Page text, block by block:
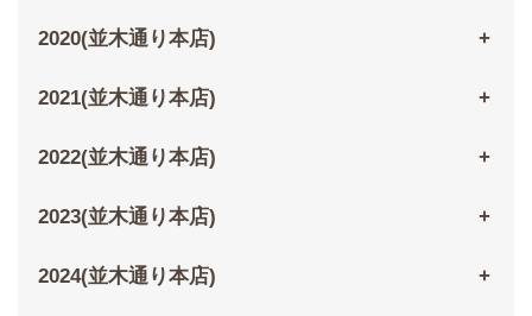
2020(並木通り本店)
2021(並木通り本店)
2022(並木通り本店)
2023(並木通り本店)
2024(並木通り本店)